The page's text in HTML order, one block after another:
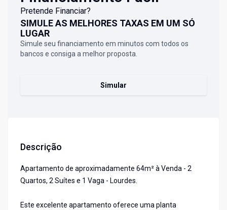
Pretende Financiar?
SIMULE AS MELHORES TAXAS EM UM SÓ
LUGAR
Simule seu financiamento em minutos com todos os
bancos e consiga a melhor proposta.
Simular
Descrição
Apartamento de aproximadamente 64m² à Venda - 2
Quartos, 2 Suítes e 1 Vaga - Lourdes.
Este excelente apartamento oferece uma planta